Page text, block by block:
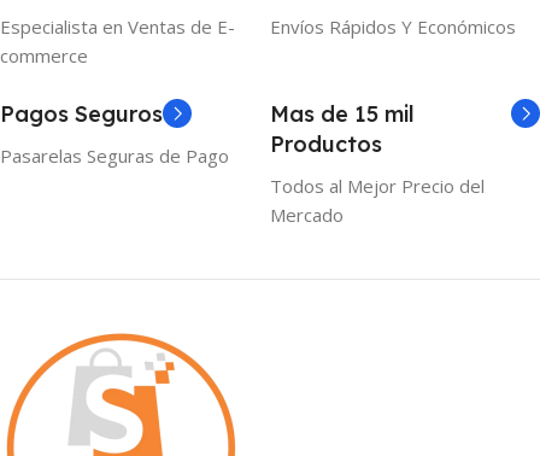
Especialista en Ventas de E-
commerce
Envíos Rápidos Y Económicos
Pagos Seguros
Pasarelas Seguras de Pago
Mas de 15 mil
Productos
Todos al Mejor Precio del
Mercado